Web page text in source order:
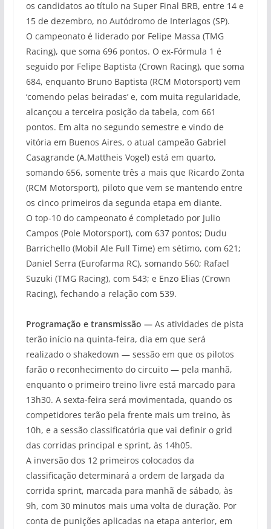
os candidatos ao título na Super Final BRB, entre 14 e
15 de dezembro, no Autódromo de Interlagos (SP).
O campeonato é liderado por Felipe Massa (TMG
Racing), que soma 696 pontos. O ex-Fórmula 1 é
seguido por Felipe Baptista (Crown Racing), que soma
684, enquanto Bruno Baptista (RCM Motorsport) vem
‘comendo pelas beiradas’ e, com muita regularidade,
alcançou a terceira posição da tabela, com 661
pontos. Em alta no segundo semestre e vindo de
vitória em Buenos Aires, o atual campeão Gabriel
Casagrande (A.Mattheis Vogel) está em quarto,
somando 656, somente três a mais que Ricardo Zonta
(RCM Motorsport), piloto que vem se mantendo entre
os cinco primeiros da segunda etapa em diante.
O top-10 do campeonato é completado por Julio
Campos (Pole Motorsport), com 637 pontos; Dudu
Barrichello (Mobil Ale Full Time) em sétimo, com 621;
Daniel Serra (Eurofarma RC), somando 560; Rafael
Suzuki (TMG Racing), com 543; e Enzo Elias (Crown
Racing), fechando a relação com 539.
Programação e transmissão —As atividades de pista
terão início na quinta-feira, dia em que será
realizado o shakedown — sessão em que os pilotos
farão o reconhecimento do circuito — pela manhã,
enquanto o primeiro treino livre está marcado para
13h30. A sexta-feira será movimentada, quando os
competidores terão pela frente mais um treino, às
10h, e a sessão classificatória que vai definir o grid
das corridas principal e sprint, às 14h05.
A inversão dos 12 primeiros colocados da
classificação determinará a ordem de largada da
corrida sprint, marcada para manhã de sábado, às
9h, com 30 minutos mais uma volta de duração. Por
conta de punições aplicadas na etapa anterior, em